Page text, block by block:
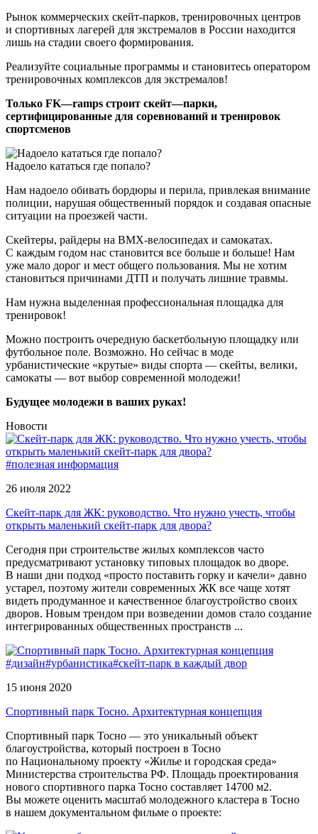
Рынок коммерческих скейт-парков, тренировочных центров
и спортивных лагерей для экстремалов в России находится
лишь на стадии своего формирования.
Реализуйте социальные программы и становитесь оператором
тренировочных комплексов для экстремалов!
Только FK—ramps строит скейт—парки,
сертифицированные для соревнований и тренировок
спортсменов
Надоело кататься где попало?
Нам надоело обивать бордюры и перила, привлекая внимание
полиции, нарушая общественный порядок и создавая опасные
ситуации на проезжей части.
Скейтеры, райдеры на BMX-велосипедах и самокатах.
С каждым годом нас становится все больше и больше! Нам
уже мало дорог и мест общего пользования. Мы не хотим
становиться причинами ДТП и получать лишние травмы.
Нам нужна выделенная профессиональная площадка для
тренировок!
Можно построить очередную баскетбольную площадку или
футбольное поле. Возможно. Но сейчас в моде
урбанистические «крутые» виды спорта — скейты, велики,
самокаты — вот выбор современной молодежи!
Будущее молодежи в ваших руках!
Новости
#полезная информация
26 июля 2022
Скейт-парк для ЖК: руководство. Что нужно учесть, чтобы
открыть маленький скейт-парк для двора?
Сегодня при строительстве жилых комплексов часто
предусматривают установку типовых площадок во дворе.
В наши дни подход «просто поставить горку и качели» давно
устарел, поэтому жители современных ЖК все чаще хотят
видеть продуманное и качественное благоустройство своих
дворов. Новым трендом при возведении домов стало создание
интегрированных общественных пространств ...
#дизайн#урбанистика#скейт-парк в каждый двор
15 июня 2020
Спортивный парк Тосно. Архитектурная концепция
Спортивный парк Тосно — это уникальный объект
благоустройства, который построен в Тосно
по Национальному проекту «Жилье и городская среда»
Министерства строительства РФ. Площадь проектирования
нового спортивного парка Тосно составляет 14700 м2.
Вы можете оценить масштаб молодежного кластера в Тосно
в нашем документальном фильме о проекте: